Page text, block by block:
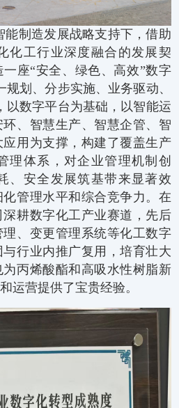
能制造发展战略支持下，借助
化工行业深度融合的发展契
座“安全、绿色、高效”数字
划、分步实施、业务驱动、
以数字平台为基础，以智能运
、智慧生产、智慧企管、智
用为支撑，构建了覆盖生产
理体系，对企业管理机制创
、安全发展筑基带来显著效
管理水平和综合竞争力。在
耕数字化工产业赛道，先后
、变更管理系统等化工数字
行业内推广复用，培育壮大
丙烯酸酯和高吸水性树脂新
运营提供了宝贵经验。